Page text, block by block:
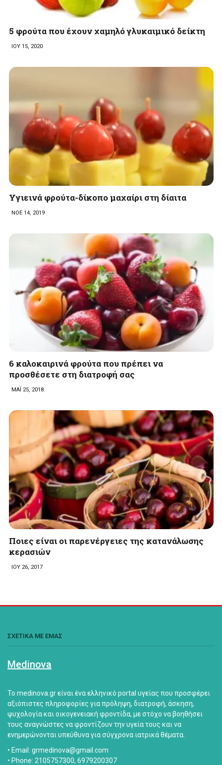
5 φρούτα που έχουν χαμηλό γλυκαιμικό δείκτη
ΙΟΥ 15, 2020
Υγιεινά φρούτα-δίκοπο μαχαίρι στη δίαιτα
ΝΟΕ 14, 2019
6 καλοκαιρινά φρούτα που πρέπει να
προσθέσετε στη διατροφή σας
ΜΑΪ 25, 2018
Ποιες είναι οι παρενέργειες της κατανάλωσης
κερασιών
ΙΟΥ 26, 2017
ΣΧΕΤΙΚΑ ΜΕ ΕΜΑΣ
Medinova
Το medinova.gr είναι ένα ελληνικό portal υγείας που προσφέρει
αξιόπιστες πληροφορίες για πρόληψη, διατροφή, άσκηση,
ψυχολογία και οικογενειακή φροντίδα, με στόχο να βοηθήσει
τους αναγνώστες να φροντίζουν την υγεία τους και να
ενημερώνονται υπεύθυνα για σύγχρονα ιατρικά θέματα.
• Email: grmedinova@gmail.com
• Phone: 2105757300, 6979200307